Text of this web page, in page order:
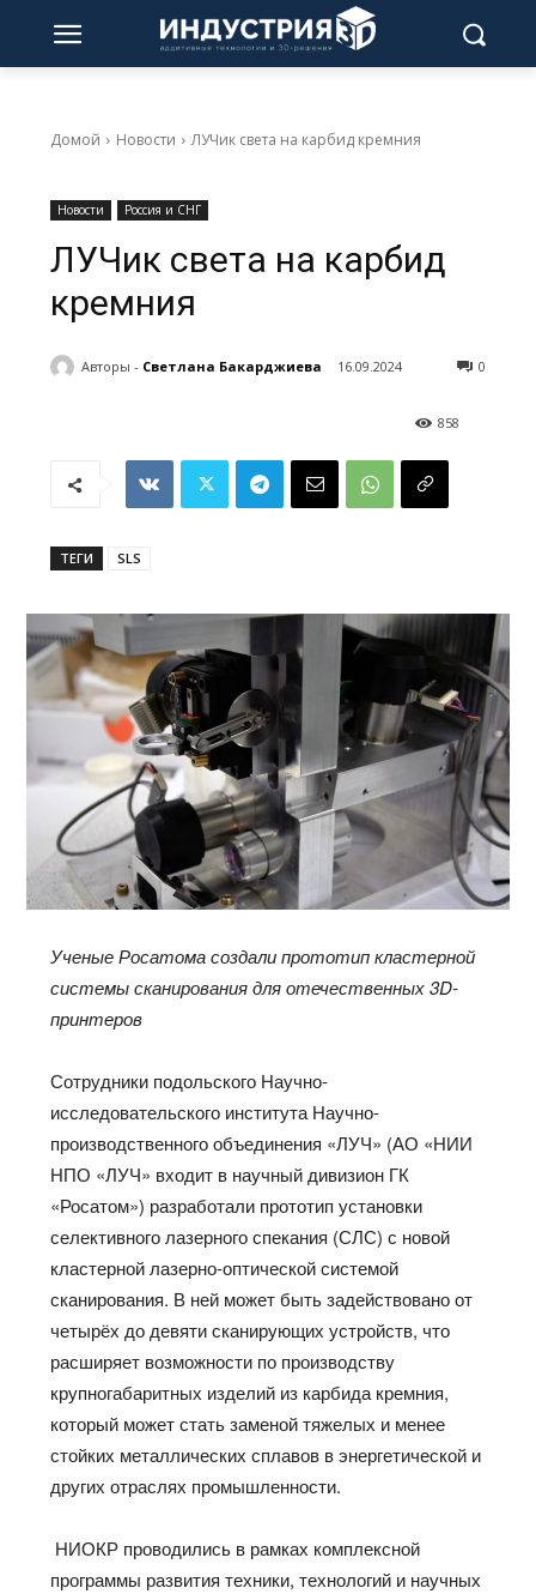
Домой Новости ЛУЧик света на карбид кремния
Новости Россия и СНГ
ЛУЧик света на карбид
кремния
Авторы - Светлана Бакарджиева 16.09.2024 0
858
ТЕГИ SLS
Ученые Росатома создали прототип кластерной
системы сканирования для отечественных 3D-
принтеров
Сотрудники подольского Научно-
исследовательского института Научно-
производственного объединения «ЛУЧ» (АО «НИИ
НПО «ЛУЧ» входит в научный дивизион ГК
«Росатом») разработали прототип установки
селективного лазерного спекания (СЛС) с новой
кластерной лазерно-оптической системой
сканирования. В ней может быть задействовано от
четырёх до девяти сканирующих устройств, что
расширяет возможности по производству
крупногабаритных изделий из карбида кремния,
который может стать заменой тяжелых и менее
стойких металлических сплавов в энергетической и
других отраслях промышленности.
НИОКР проводились в рамках комплексной
программы развития техники, технологий и научных